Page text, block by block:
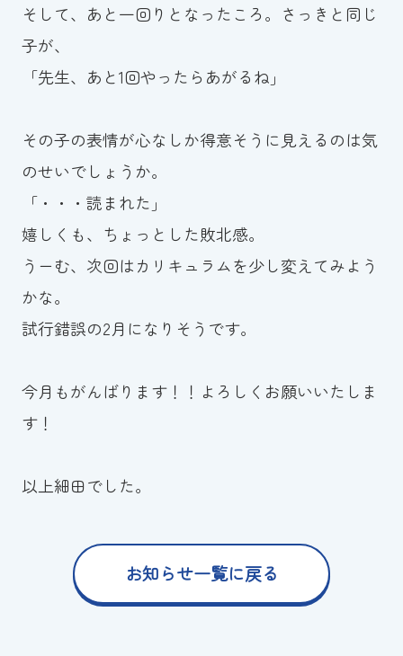
そして、あと一回りとなったころ。さっきと同じ
子が、
「先生、あと1回やったらあがるね」
その子の表情が心なしか得意そうに見えるのは気
のせいでしょうか。
「・・・読まれた」
嬉しくも、ちょっとした敗北感。
うーむ、次回はカリキュラムを少し変えてみよう
かな。
試行錯誤の2月になりそうです。
今月もがんばります！！よろしくお願いいたしま
す！
以上細田でした。
お知らせ一覧に戻る